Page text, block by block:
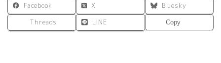
Facebook X
Bluesky
Threads
LINE Copy